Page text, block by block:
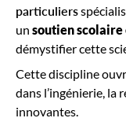
particuliers
un soutien scolaire
démystifier cette
Cette discipline
dans l’ingénierie, la
innovantes.